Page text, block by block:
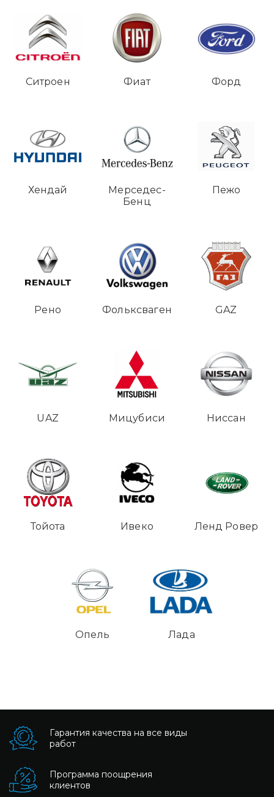
Ситроен Фиат Форд
Хендай
Мерседес-
Бенц
Пежо
Рено Фольксваген GAZ
UAZ Мицубиси Ниссан
Тойота Ивеко Ленд Ровер
Опель Лада
Гарантия качества на все виды
работ
Программа поощрения
клиентов